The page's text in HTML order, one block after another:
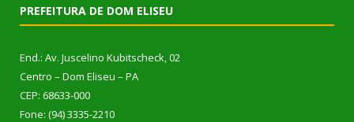
PREFEITURA DE DOM ELISEU
End.: Av. Juscelino Kubitscheck, 02
Centro – Dom Eliseu – PA
CEP: 68633-000
Fone: (94) 3335-2210